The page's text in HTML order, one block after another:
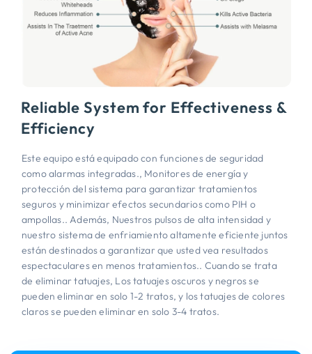
Reliable System for Effectiveness &
Efficiency
Este equipo está equipado con funciones de seguridad
como alarmas integradas., Monitores de energía y
protección del sistema para garantizar tratamientos
seguros y minimizar efectos secundarios como PIH o
ampollas.. Además, Nuestros pulsos de alta intensidad y
nuestro sistema de enfriamiento altamente eficiente juntos
están destinados a garantizar que usted vea resultados
espectaculares en menos tratamientos.. Cuando se trata
de eliminar tatuajes, Los tatuajes oscuros y negros se
pueden eliminar en solo 1-2 tratos, y los tatuajes de colores
claros se pueden eliminar en solo 3-4 tratos.